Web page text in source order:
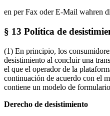
en per Fax oder E-Mail wahren
§ 13 Política de
(1) En principio, los
desistimiento al concluir una
el que el operador de la
continuación de acuerdo con el
contiene un modelo de
Derecho de desistimiento